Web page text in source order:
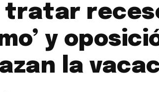
tratar
y
la